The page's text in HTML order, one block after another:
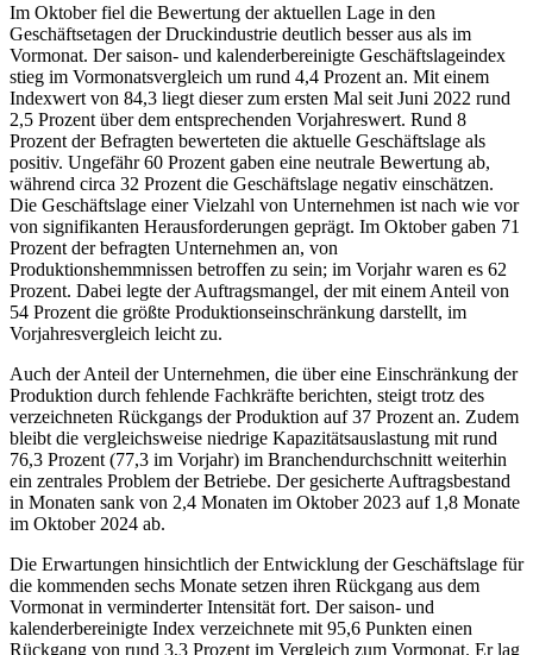
Im Oktober fiel die Bewertung der aktuellen Lage in den
Geschäftsetagen der Druckindustrie deutlich besser aus als im
Vormonat. Der saison- und kalenderbereinigte Geschäftslageindex
stieg im Vormonatsvergleich um rund 4,4 Prozent an. Mit einem
Indexwert von 84,3 liegt dieser zum ersten Mal seit Juni 2022 rund
2,5 Prozent über dem entsprechenden Vorjahreswert. Rund 8
Prozent der Befragten bewerteten die aktuelle Geschäftslage als
positiv. Ungefähr 60 Prozent gaben eine neutrale Bewertung ab,
während circa 32 Prozent die Geschäftslage negativ einschätzen.
Die Geschäftslage einer Vielzahl von Unternehmen ist nach wie vor
von signifikanten Herausforderungen geprägt. Im Oktober gaben 71
Prozent der befragten Unternehmen an, von
Produktionshemmnissen betroffen zu sein; im Vorjahr waren es 62
Prozent. Dabei legte der Auftragsmangel, der mit einem Anteil von
54 Prozent die größte Produktionseinschränkung darstellt, im
Vorjahresvergleich leicht zu.
Auch der Anteil der Unternehmen, die über eine Einschränkung der
Produktion durch fehlende Fachkräfte berichten, steigt trotz des
verzeichneten Rückgangs der Produktion auf 37 Prozent an. Zudem
bleibt die vergleichsweise niedrige Kapazitätsauslastung mit rund
76,3 Prozent (77,3 im Vorjahr) im Branchendurchschnitt weiterhin
ein zentrales Problem der Betriebe. Der gesicherte Auftragsbestand
in Monaten sank von 2,4 Monaten im Oktober 2023 auf 1,8 Monate
im Oktober 2024 ab.
Die Erwartungen hinsichtlich der Entwicklung der Geschäftslage für
die kommenden sechs Monate setzen ihren Rückgang aus dem
Vormonat in verminderter Intensität fort. Der saison- und
kalenderbereinigte Index verzeichnete mit 95,6 Punkten einen
Rückgang von rund 3,3 Prozent im Vergleich zum Vormonat. Er lag